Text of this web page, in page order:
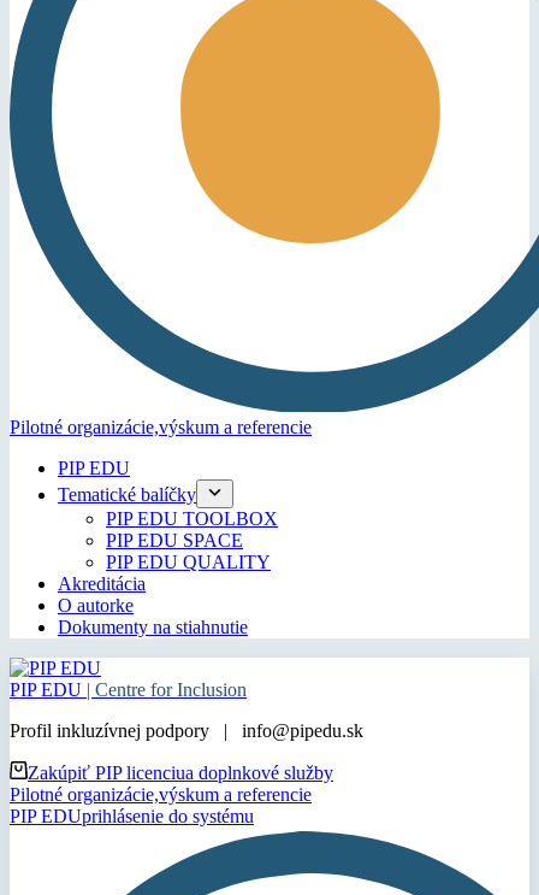
Pilotné organizácie,výskum a referencie
PIP EDU
Tematické balíčky
PIP EDU TOOLBOX
PIP EDU SPACE
PIP EDU QUALITY
Akreditácia
O autorke
Dokumenty na stiahnutie
PIP EDU | Centre for Inclusion
Profil inkluzívnej podpory | info@pipedu.sk
Zakúpiť PIP licenciua doplnkové služby
Pilotné organizácie,výskum a referencie
PIP EDUprihlásenie do systému